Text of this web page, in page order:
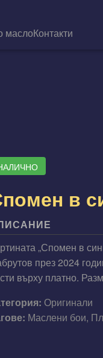
маслоКонтакти
в
„Спомен в
през 2024
върху платно.
Оригинали
Маслени бои,